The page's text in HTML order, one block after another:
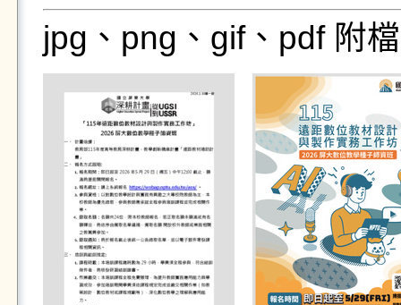
jpg、png、gif、pdf 附